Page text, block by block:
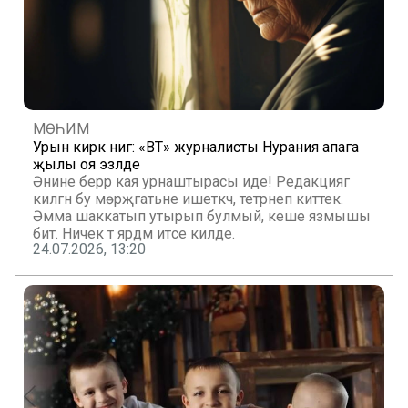
МӨҺИМ
Урын кирәк әнигә: «ВТ» журналисты Нурания апага
җылы оя эзләде
Әнине берәр кая урнаштырасы иде! Редакциягә
килгән бу мөрәҗәгатьне ишеткәч, тетрәнеп киттек.
Әмма шаккатып утырып булмый, кеше язмышы
бит. Ничек тә ярдәм итәсе килде.
24.07.2026, 13:20